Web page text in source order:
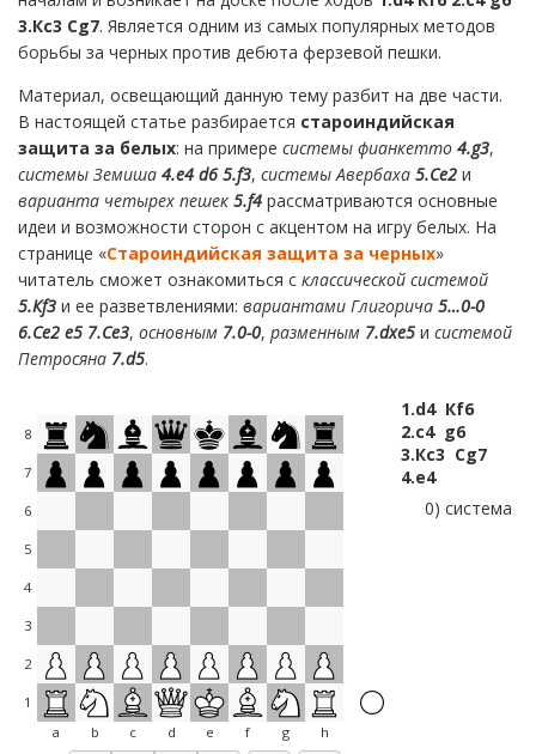
3.Кc3 Сg7. Является одним из самых популярных методов
борьбы за черных против дебюта ферзевой пешки.
Материал, освещающий данную тему разбит на две части.
В настоящей статье разбирается староиндийская
защита за белых: на примере системы фианкетто 4.g3,
системы Земиша 4.e4 d6 5.f3, системы Авербаха 5.Ce2 и
варианта четырех пешек 5.f4 рассматриваются основные
идеи и возможности сторон с акцентом на игру белых. На
странице «Староиндийская защита за черных»
читатель сможет ознакомиться с классической системой
5.Кf3 и ее разветвлениями: вариантами Глигорича 5…0-0
6.Сe2 e5 7.Сe3, основным 7.0-0, разменным 7.dxe5 и системой
Петросяна 7.d5.
8
7
6
5
4
3
2
1
a
b c d e f g h
1.d4 Кf6
2.c4 g6
3.Кc3 Сg7
4.e4
0) система